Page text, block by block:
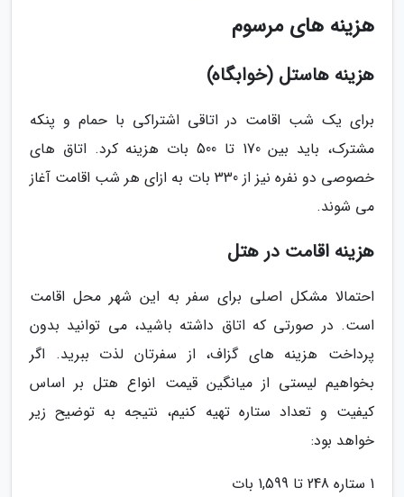
هزینه های مرسوم
هزینه هاستل (خوابگاه)
برای یک شب اقامت در اتاقی اشتراکی با حمام و پنکه
مشترک، باید بین 170 تا 500 بات هزینه کرد. اتاق های
خصوصی دو نفره نیز از 330 بات به ازای هر شب اقامت آغاز
می شوند.
هزینه اقامت در هتل
احتمالا مشکل اصلی برای سفر به این شهر محل اقامت
است. در صورتی که اتاق داشته باشید، می توانید بدون
پرداخت هزینه های گزاف، از سفرتان لذت ببرید. اگر
بخواهیم لیستی از میانگین قیمت انواع هتل بر اساس
کیفیت و تعداد ستاره تهیه کنیم، نتیجه به توضیح زیر
خواهد بود:
1 ستاره 248 تا 1,599 بات